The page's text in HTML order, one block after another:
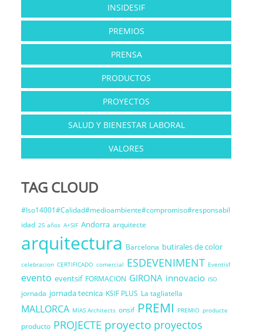
INSIDESIF
PREMIOS
PRENSA
PRODUCTOS
PROYECTOS
SALUD Y BIENESTAR LABORAL
VALORES
TAG CLOUD
#Iso14001#Calidad#medioambiente#compromiso#responsabil
idad 25 años A+SIF Andorra arquitecte
arquitectura Barcelona butirales de color
celebracion CERTIFICADO comercial ESDEVENIMENT Eventisf
evento eventsif FORMACION GIRONA innovacio ISO
jornada jornada tecnica KSIF PLUS La tagliatella
MALLORCA MIAS Architects onsif PREMI PREMIO producte
producto PROJECTE proyecto proyectos